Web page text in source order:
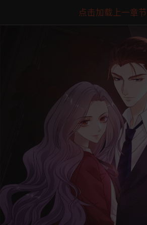
点击加载上一章节